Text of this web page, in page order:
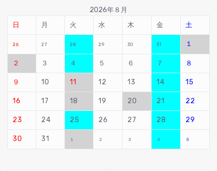
2026年８月
日
月 火 水 木 金 土
26 27 28 29 30 31 １
２ ３ ４ ５ ６ ７ ８
９ 10 11 12 13 14 15
16 17 18 19 20 21 22
23 24 25 26 27 28 29
30 31 １ ２ ３ ４ ５